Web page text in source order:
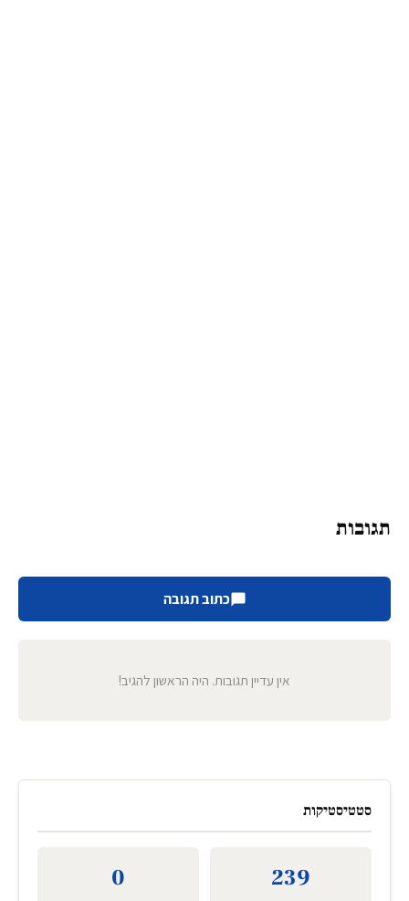
תגובות
כתוב תגובה
אין עדיין תגובות. היה הראשון להגיב!
סטטיסטיקות
239
0